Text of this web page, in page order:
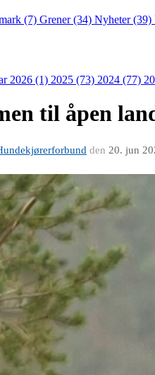
(7) Grener (34) Nyheter (39)
2026 (1) 2025 (73) 2024 (77)
til åpen
den 20. jun